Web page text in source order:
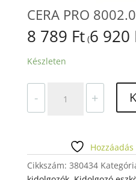
CERA PRO
8 789 Ft (6 920
Készleten
-
mennyiség
+
Cikkszám: 380434